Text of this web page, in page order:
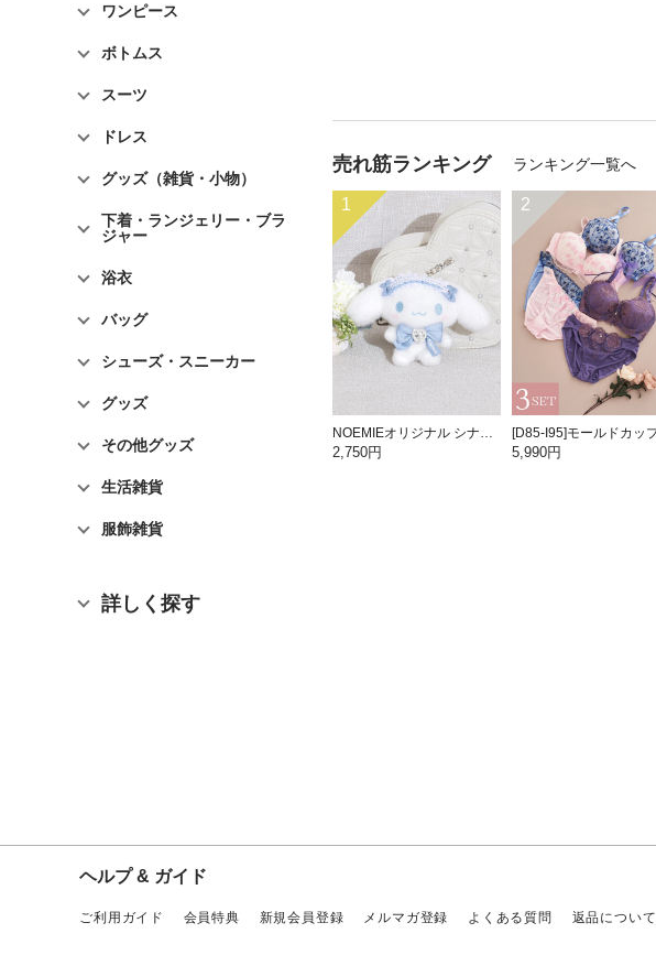
ワンピース
ボトムス
スーツ
ドレス
グッズ（雑貨・小物）
下着・ランジェリー・ブラ
ジャー
浴衣
バッグ
シューズ・スニーカー
グッズ
その他グッズ
生活雑貨
服飾雑貨
詳しく探す
売れ筋ランキング ランキング一覧へ
1
NOEMIEオリジナル シナモロールぬいぐるみキーホルダー
2,750円
2
5,990円
ヘルプ & ガイド
ご利用ガイド 会員特典 新規会員登録 メルマガ登録 よくある質問 返品について